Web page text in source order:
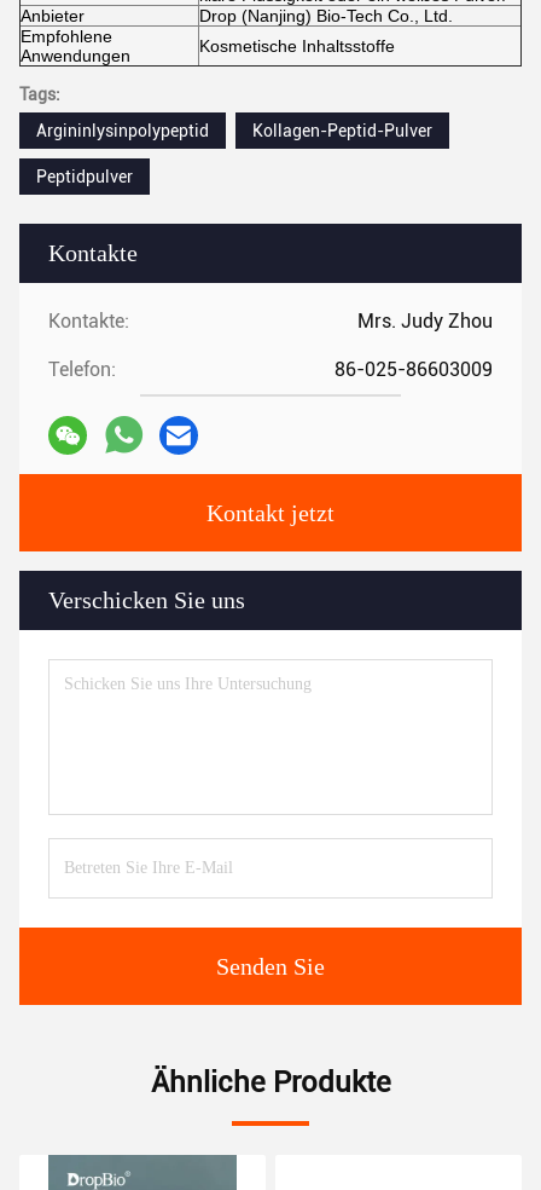
Kontakte
Kontakte: Mrs. Judy Zhou
Telefon: 86-025-86603009
Kontakt jetzt
Verschicken Sie uns
Senden Sie
Anbieter
Drop (Nanjing) Bio-Tech Co., Ltd.
Empfohlene
Anwendungen
Kosmetische Inhaltsstoffe
Tags:
Argininlysinpolypeptid
Kollagen-Peptid-Pulver
Peptidpulver
Ähnliche Produkte